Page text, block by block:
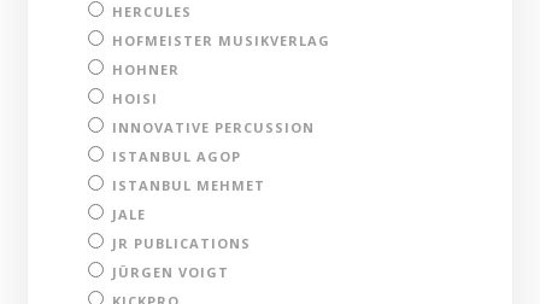
HERCULES
HOFMEISTER MUSIKVERLAG
HOHNER
HOISI
INNOVATIVE PERCUSSION
ISTANBUL AGOP
ISTANBUL MEHMET
JALE
JR PUBLICATIONS
JÜRGEN VOIGT